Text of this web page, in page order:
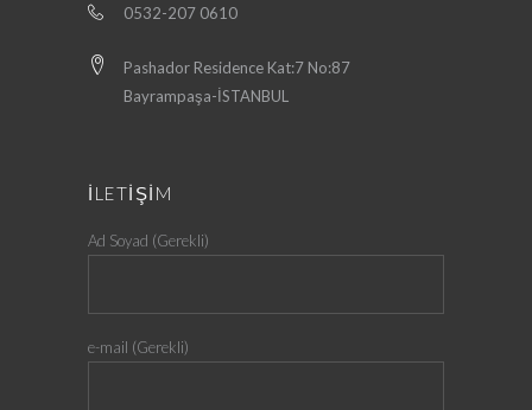
0532-207 0610
Pashador Residence Kat:7 No:87
Bayrampaşa-İSTANBUL
İLETİŞİM
Ad Soyad (Gerekli)
e-mail (Gerekli)